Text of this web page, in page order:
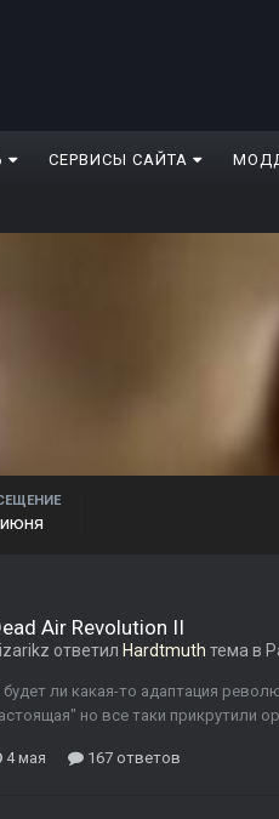
СЕРВИСЫ САЙТА
Air Revolution II
ответил Hardtmuth тема в
ли какая-то адаптация
но все таки прикрутили
4 мая 167 ответов